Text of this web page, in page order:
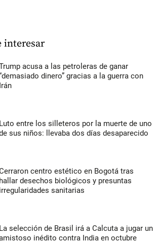
interesar
acusa a las petroleras de ganar
dinero” gracias a la guerra con
Irán
Luto entre los silleteros por la muerte de uno
sus niños: llevaba dos días desaparecido
centro estético en Bogotá tras
hallar desechos biológicos y presuntas
irregularidades sanitarias
La selección de Brasil irá a Calcuta a jugar un
inédito contra India en octubre